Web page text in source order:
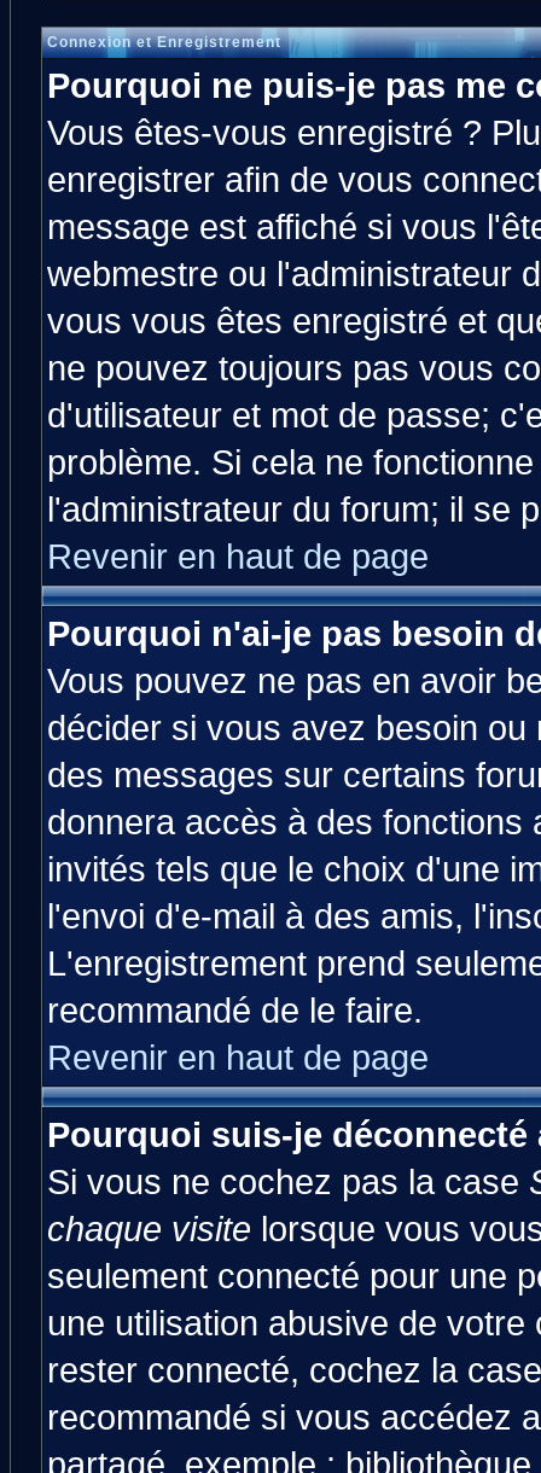
Connexion et Enregistrement
Pourquoi ne puis-je pas me
Vous êtes-vous enregistré ?
enregistrer afin de vous
message est affiché si vous
webmestre ou l'administrateur
vous vous êtes enregistré et
ne pouvez toujours pas vous
d'utilisateur et mot de passe;
problème. Si cela ne
l'administrateur du forum; il se
Revenir en haut de page
Pourquoi n'ai-je pas besoin
Vous pouvez ne pas en avoir
décider si vous avez besoin
des messages sur certains
donnera accès à des fonctions
invités tels que le choix d'une
l'envoi d'e-mail à des amis,
L'enregistrement prend
recommandé de le faire.
Revenir en haut de page
Pourquoi suis-je
Si vous ne cochez pas la case
chaque visite lorsque vous
seulement connecté pour une
une utilisation abusive de
rester connecté, cochez la
recommandé si vous accédez
partagé, exemple :